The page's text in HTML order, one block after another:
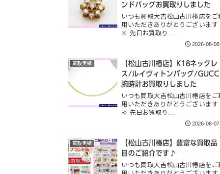
ンドバッグお買取りしました
いつも買取大吉松山古川椿店をご
用いただきありがとうございます
🔆 先日お買取り…
2026-08-08
買取実績
【松山古川椿店】K18ネックレ
ス/ルイヴィトンバッグ/GUCCI
腕時計お買取りしました
いつも買取大吉松山古川椿店をご
用いただきありがとうございます
🔆 先日お買取り…
2026-08-07
買取実績
【松山古川椿店】豊富な買取品
目のご紹介です♪
いつも買取大吉松山古川椿店をご